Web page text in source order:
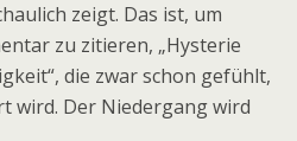
zeigt. Das ist, um
zu zitieren, „Hysterie
die zwar schon gefühlt,
wird. Der Niedergang wird